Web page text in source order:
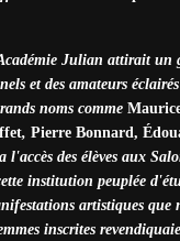
Julian attirait un
et des amateurs
noms comme
, Pierre Bonnard,
des élèves aux
institution peuplée
artistiques
inscrites